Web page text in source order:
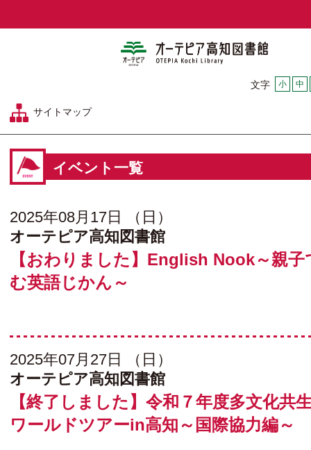
文字 小 中
サイトマップ
イベント一覧
2025年08月17日 （日）
オーテピア高知図書館
【おわりました】English Nook～親子
む英語じかん～
2025年07月27日 （日）
オーテピア高知図書館
【終了しました】令和７年度多文化
ワールドツアーin高知～国際協力編～